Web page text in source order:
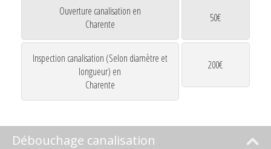
Ouverture canalisation en
Charente
50€
Inspection canalisation (Selon diamètre et
longueur) en
Charente
200€
Débouchage canalisation